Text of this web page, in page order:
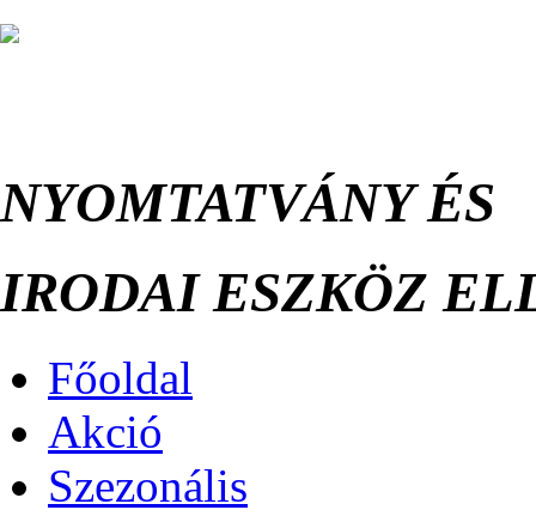
NYOMTATVÁNY ÉS
IRODAI ESZKÖZ
Főoldal
Akció
Szezonális